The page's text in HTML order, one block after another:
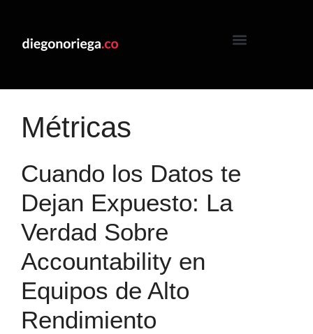
Métricas
Cuando los Datos te
Dejan Expuesto: La
Verdad Sobre
Accountability en
Equipos de Alto
Rendimiento